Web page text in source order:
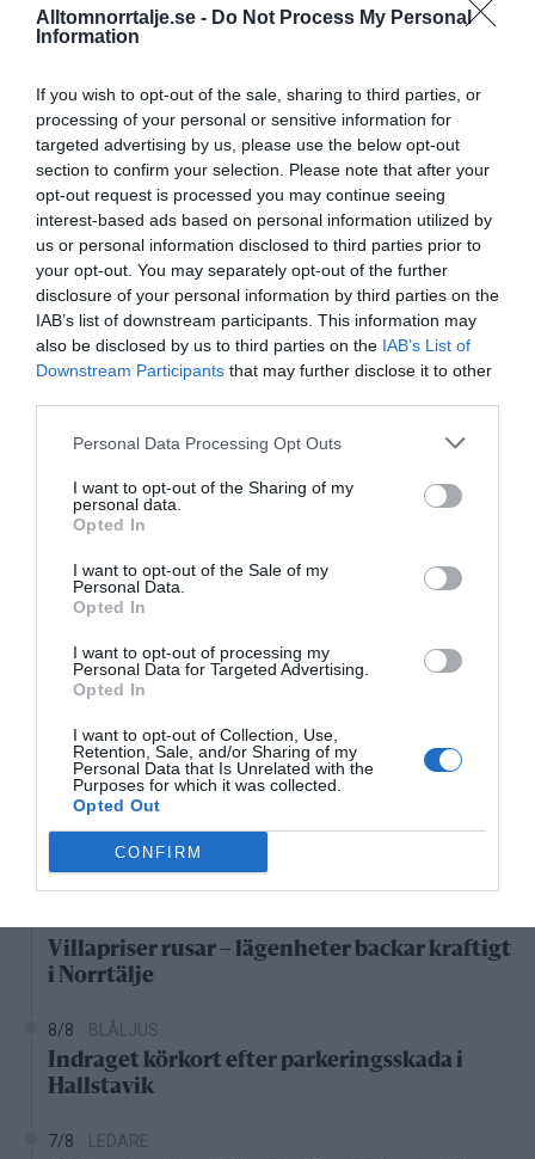
Alltomnorrtalje.se - Do Not Process My Personal
Information
If you wish to opt-out of the sale, sharing to third parties, or
processing of your personal or sensitive information for
targeted advertising by us, please use the below opt-out
section to confirm your selection. Please note that after your
opt-out request is processed you may continue seeing
interest-based ads based on personal information utilized by
us or personal information disclosed to third parties prior to
your opt-out. You may separately opt-out of the further
disclosure of your personal information by third parties on the
IAB’s list of downstream participants. This information may
also be disclosed by us to third parties on the IAB’s List of
Downstream Participants that may further disclose it to other
Personal Data Processing Opt Outs
I want to opt-out of the Sharing of my
personal data.
Opted In
I want to opt-out of the Sale of my
Personal Data.
Opted In
I want to opt-out of processing my
Personal Data for Targeted Advertising.
Opted In
I want to opt-out of Collection, Use,
Retention, Sale, and/or Sharing of my
Personal Data that Is Unrelated with the
Purposes for which it was collected.
Opted Out
CONFIRM
Panthalassa Åre AB registrerat –
fastighetsförvaltning i Yxlan
25/3 NYA BOLAG
Nytt fastighetsförvaltningsbolag registerat i
Norrtälje
25/3 NYA BOLAG
Trålen 24 AB registrerat
18/3 NYA BOLAG
NordHem Måleri AB registrerat –
måleriföretag i Norrtälje
24°C
06:00
24°C
Senaste nytt
Varg och björn utanför Hallstavik
8/8 KONSERVATIVA LEDARE
Miljöpartiets höjda drivmedelspriser är hat
mot landsbygden
Villapriser rusar – lägenheter backar kraftigt
i Norrtälje
8/8 BLÅLJUS
Indraget körkort efter parkeringsskada i
Hallstavik
7/8 LEDARE